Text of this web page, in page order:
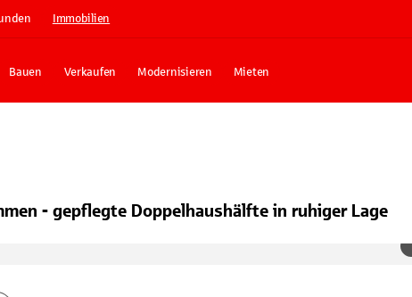
Immobilien
Bauen Verkaufen Modernisieren Mieten
- gepflegte Doppelhaushälfte in ruhiger Lage